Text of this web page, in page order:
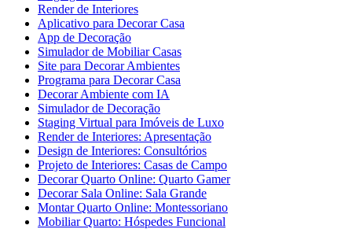
Render de Interiores
Aplicativo para Decorar Casa
App de Decoração
Simulador de Mobiliar Casas
Site para Decorar Ambientes
Programa para Decorar Casa
Decorar Ambiente com IA
Simulador de Decoração
Staging Virtual para Imóveis de Luxo
Render de Interiores: Apresentação
Design de Interiores: Consultórios
Projeto de Interiores: Casas de Campo
Decorar Quarto Online: Quarto Gamer
Decorar Sala Online: Sala Grande
Montar Quarto Online: Montessoriano
Mobiliar Quarto: Hóspedes Funcional